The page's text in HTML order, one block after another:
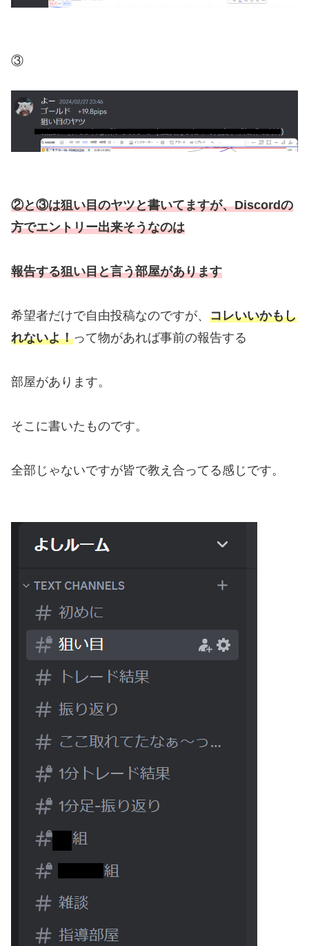
③
②と③は狙い目のヤツと書いてますが、Discordの
方でエントリー出来そうなのは
報告する狙い目と言う部屋があります
希望者だけで自由投稿なのですが、 コレいいかもし
れないよ！って物があれば事前の報告する
部屋があります。
そこに書いたものです。
全部じゃないですが皆で教え合ってる感じです。